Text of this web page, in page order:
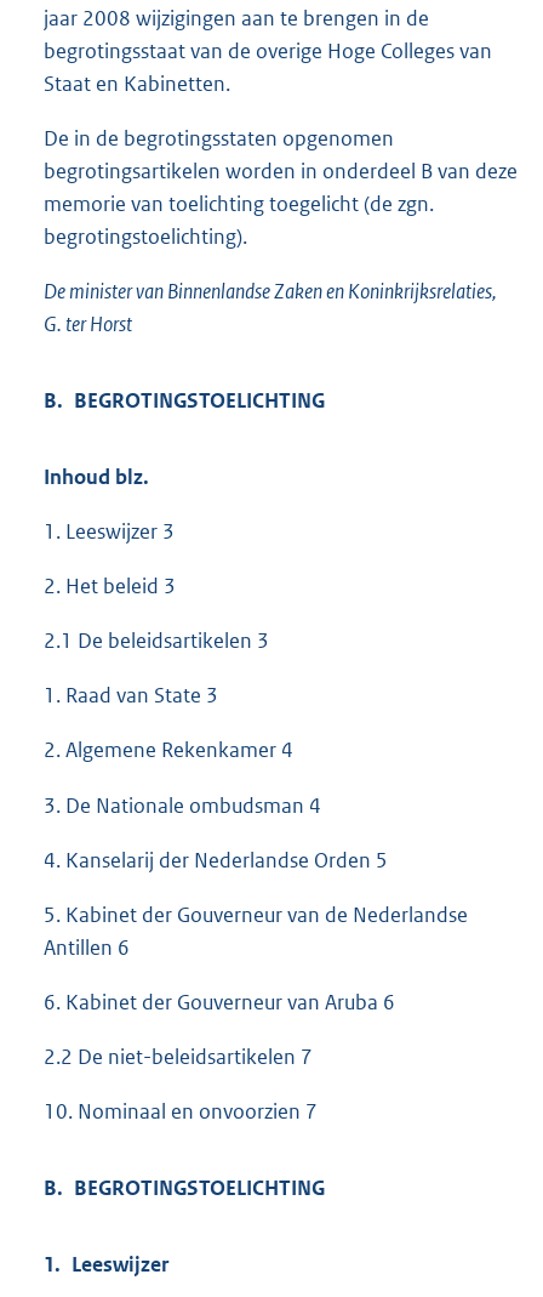
jaar 2008 wijzigingen aan te brengen in de
begrotingsstaat van de overige Hoge Colleges van
Staat en Kabinetten.
De in de begrotingsstaten opgenomen
begrotingsartikelen worden in onderdeel B van deze
memorie van toelichting toegelicht (de zgn.
begrotingstoelichting).
De minister van Binnenlandse Zaken en Koninkrijksrelaties,
G. ter Horst
B. BEGROTINGSTOELICHTING
Inhoud blz.
1. Leeswijzer 3
2. Het beleid 3
2.1 De beleidsartikelen 3
1. Raad van State 3
2. Algemene Rekenkamer 4
3. De Nationale ombudsman 4
4. Kanselarij der Nederlandse Orden 5
5. Kabinet der Gouverneur van de Nederlandse
Antillen 6
6. Kabinet der Gouverneur van Aruba 6
2.2 De niet-beleidsartikelen 7
10. Nominaal en onvoorzien 7
B. BEGROTINGSTOELICHTING
1. Leeswijzer